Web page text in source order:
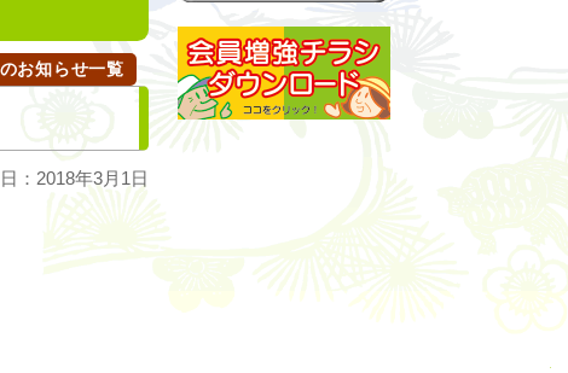
お知らせ一覧
：2018年3月1日